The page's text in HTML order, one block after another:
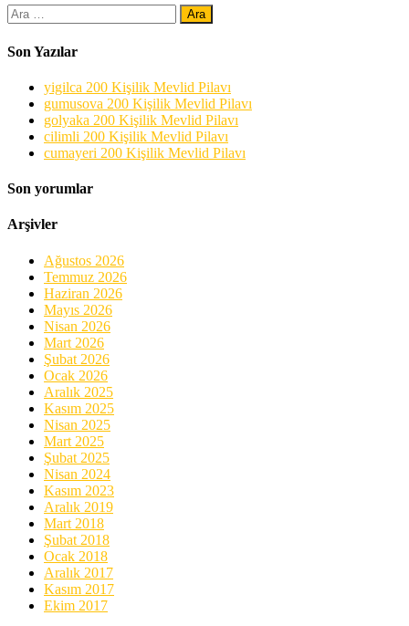
Arama:
Son Yazılar
yigilca 200 Kişilik Mevlid Pilavı
gumusova 200 Kişilik Mevlid Pilavı
golyaka 200 Kişilik Mevlid Pilavı
cilimli 200 Kişilik Mevlid Pilavı
cumayeri 200 Kişilik Mevlid Pilavı
Son yorumlar
Arşivler
Ağustos 2026
Temmuz 2026
Haziran 2026
Mayıs 2026
Nisan 2026
Mart 2026
Şubat 2026
Ocak 2026
Aralık 2025
Kasım 2025
Nisan 2025
Mart 2025
Şubat 2025
Nisan 2024
Kasım 2023
Aralık 2019
Mart 2018
Şubat 2018
Ocak 2018
Aralık 2017
Kasım 2017
Ekim 2017